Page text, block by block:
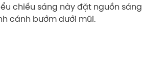
chiếu sáng này đặt nguồn sáng
cánh bướm dưới mũi.